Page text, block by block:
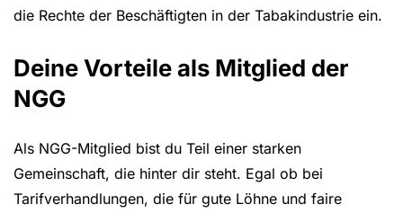
die Rechte der Beschäftigten in der Tabakindustrie ein.
Deine Vorteile als Mitglied der
NGG
Als NGG-Mitglied bist du Teil einer starken
Gemeinschaft, die hinter dir steht. Egal ob bei
Tarifverhandlungen, die für gute Löhne und faire